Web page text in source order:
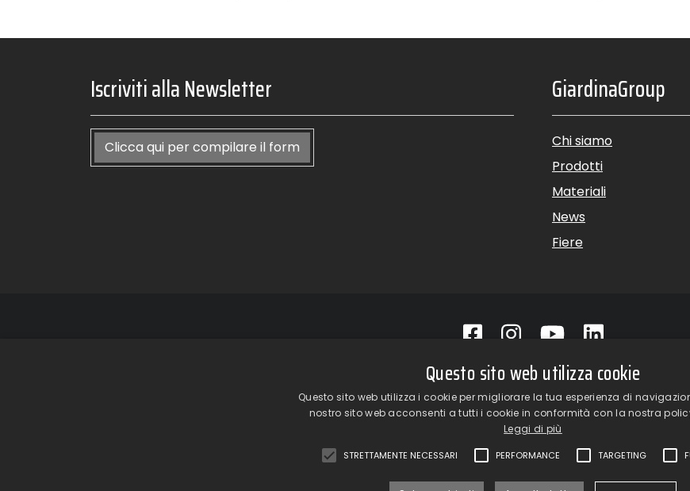
Iscriviti alla Newsletter
Clicca qui per compilare il form
GiardinaGroup
Chi siamo
Prodotti
Materiali
News
Fiere
GiardinaGroup srl a Socio Unico – Via Vico Necchi, 63 – 22060 Figino
phone +39 031 7830801 | fax +39 031 781650 |info@giardinagroup.com| pi
Questo sito web utilizza cookie
Questo sito web utilizza i cookie per migliorare la tua esperienza di
nostro sito web acconsenti a tutti i cookie in conformità con la nostra
Leggi di più
STRETTAMENTE NECESSARI PERFORMANCE TARGETING